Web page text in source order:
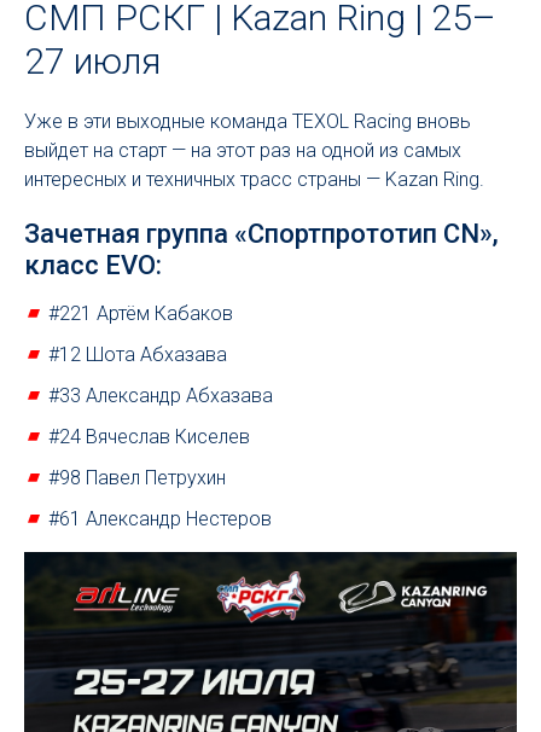
СМП РСКГ | Kazan Ring | 25–
27 июля
Уже в эти выходные команда TEXOL Racing вновь
выйдет на старт — на этот раз на одной из самых
интересных и техничных трасс страны — Kazan Ring.
Зачетная группа «Спортпрототип CN»,
класс EVO:
#221 Артём Кабаков
#12 Шота Абхазава
#33 Александр Абхазава
#24 Вячеслав Киселев
#98 Павел Петрухин
#61 Александр Нестеров